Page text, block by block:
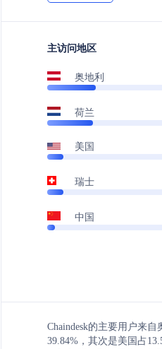
主访问地区
奥地利
荷兰
美国
瑞士
中国
Chaindesk的主要用户来
39.84%，其次是美国占